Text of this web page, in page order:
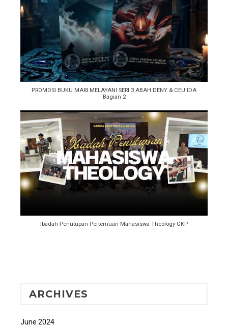
PROMOSI BUKU MARI MELAYANI SERI 3 ABAH DENY & CEU IDA
Bagian 2
Ibadah Penutupan Pertemuan Mahasiswa Theology GKP
ARCHIVES
June 2024